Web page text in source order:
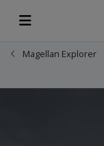
Magellan Explorer